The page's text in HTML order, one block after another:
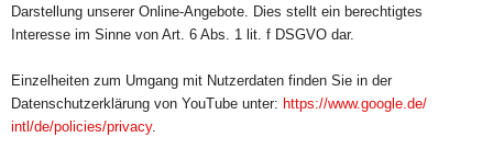
Darstellung unserer Online-Angebote. Dies stellt ein berechtigtes
Interesse im Sinne von Art. 6 Abs. 1 lit. f DSGVO dar.
Einzelheiten zum Umgang mit Nutzerdaten finden Sie in der
Datenschutzerklärung von YouTube unter: https://www.google.de/
intl/de/policies/privacy.